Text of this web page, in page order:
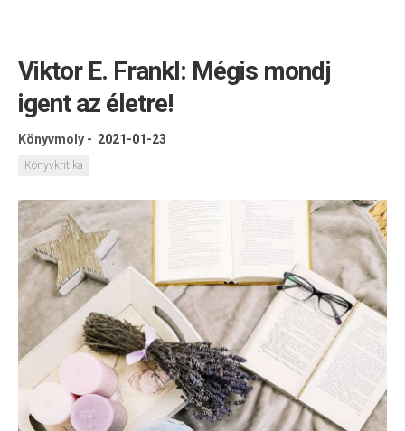
Viktor E. Frankl: Mégis mondj
igent az életre!
Könyvmoly - 2021-01-23
Könyvkritika